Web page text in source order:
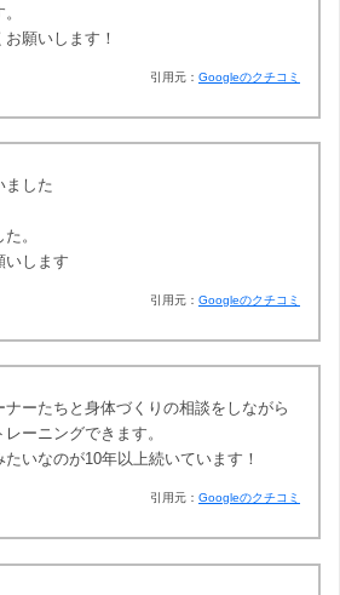
願いします！
引用元： Googleのクチコミ
ました
。
いします
引用元： Googleのクチコミ
ナーたちと身体づくりの相談をしながら
ーニングできます。
いなのが10年以上続いています！
引用元： Googleのクチコミ